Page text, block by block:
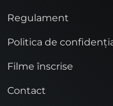
Regulament
Politica de
Filme înscrise
Contact